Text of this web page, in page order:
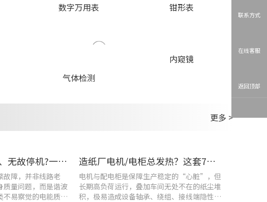
数字万用表 钳形表
气体检测
内窥镜
更多 >
车间设备频繁烧损、无故停机?一台UT285C搞定电能质量隐患
故障，并非线路老
质量问题，而是谐波
不易察觉的电能质量
造纸厂电机/电柜总发热？这套7×24h在线监测方案帮你“扼杀”热隐患！
电机与配电柜是保障生产稳定的“心脏”，但
长期高负荷运行，叠加车间无处不在的纸尘堆
积，极易造成设备轴承、绕组、接线端隐性发
联系方式
在线客服
返回顶部